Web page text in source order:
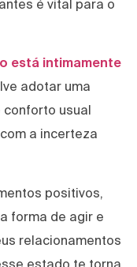
é vital para o
está intimamente
adotar uma
usual
a incerteza
positivos,
forma de agir e
relacionamentos
estado te torna